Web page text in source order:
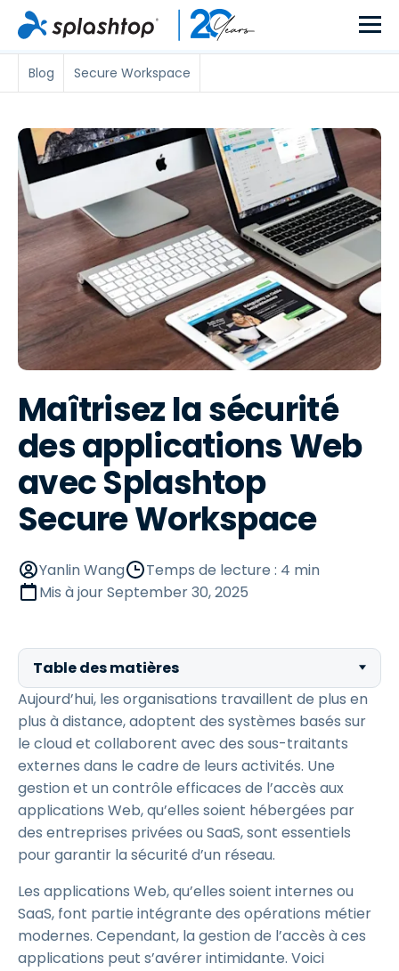
Blog Secure Workspace
Maîtrisez la sécurité
des applications Web
avec Splashtop
Secure Workspace
Yanlin Wang
Temps de lecture : 4 min
Mis à jourSeptember 30, 2025
Table des matières
Aujourd’hui, les organisations travaillent de plus en
plus à distance, adoptent des systèmes basés sur
le cloud et collaborent avec des sous-traitants
externes dans le cadre de leurs activités. Une
gestion et un contrôle efficaces de l’accès aux
applications Web, qu’elles soient hébergées par
des entreprises privées ou SaaS, sont essentiels
pour garantir la sécurité d’un réseau.
Les applications Web, qu’elles soient internes ou
SaaS, font partie intégrante des opérations métier
modernes. Cependant, la gestion de l’accès à ces
applications peut s’avérer intimidante. Voici